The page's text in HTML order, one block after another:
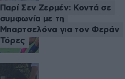
Παρί Σεν Ζερμέν: Κοντά σε
συμφωνία με τη
Μπαρτσελόνα για τον Φεράν
Τόρες